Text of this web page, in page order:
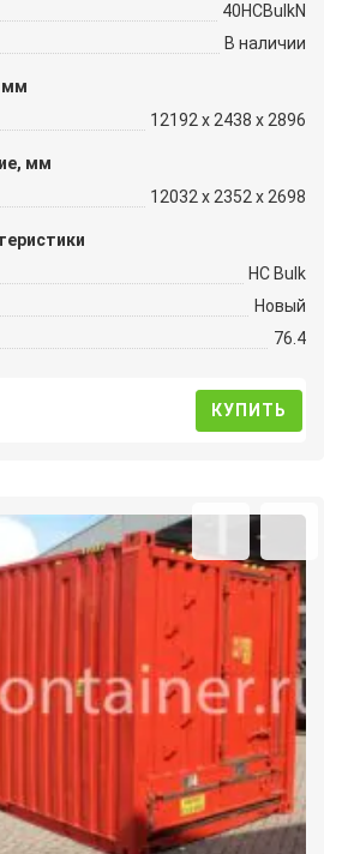
40HCBulkN
В наличии
мм
12192 x 2438 x 2896
мм
12032 x 2352 x 2698
HC Bulk
Новый
76.4
КУПИТЬ